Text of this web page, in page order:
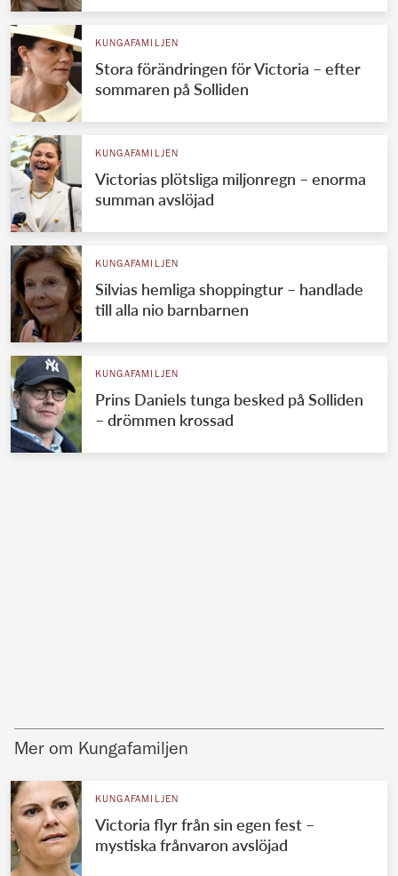
KUNGAFAMILJEN
Stora förändringen för Victoria – efter
sommaren på Solliden
KUNGAFAMILJEN
Victorias plötsliga miljonregn – enorma
summan avslöjad
KUNGAFAMILJEN
Silvias hemliga shoppingtur – handlade
till alla nio barnbarnen
KUNGAFAMILJEN
Prins Daniels tunga besked på Solliden
– drömmen krossad
Mer om Kungafamiljen
KUNGAFAMILJEN
Victoria flyr från sin egen fest –
mystiska frånvaron avslöjad